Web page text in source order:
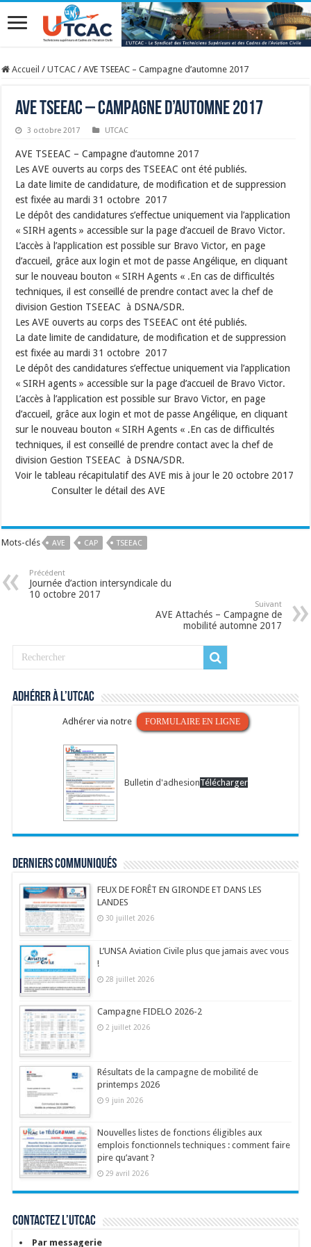
Accueil / UTCAC / AVE TSEEAC – Campagne d’automne 2017
AVE TSEEAC – Campagne d’automne 2017
3 octobre 2017 UTCAC
AVE TSEEAC – Campagne d’automne 2017
Les AVE ouverts au corps des TSEEAC ont été publiés.
La date limite de candidature, de modification et de suppression
est fixée au mardi 31 octobre 2017
Le dépôt des candidatures s’effectue uniquement via l’application
« SIRH agents » accessible sur la page d’accueil de Bravo Victor.
L’accès à l’application est possible sur Bravo Victor, en page
d’accueil, grâce aux login et mot de passe Angélique, en cliquant
sur le nouveau bouton « SIRH Agents « .En cas de difficultés
techniques, il est conseillé de prendre contact avec la chef de
division Gestion TSEEAC à DSNA/SDR.
Les AVE ouverts au corps des TSEEAC ont été publiés.
La date limite de candidature, de modification et de suppression
est fixée au mardi 31 octobre 2017
Le dépôt des candidatures s’effectue uniquement via l’application
« SIRH agents » accessible sur la page d’accueil de Bravo Victor.
L’accès à l’application est possible sur Bravo Victor, en page
d’accueil, grâce aux login et mot de passe Angélique, en cliquant
sur le nouveau bouton « SIRH Agents « .En cas de difficultés
techniques, il est conseillé de prendre contact avec la chef de
division Gestion TSEEAC à DSNA/SDR.
Voir le tableau récapitulatif des AVE mis à jour le 20 octobre 2017
Consulter le détail des AVE
Mots-clés AVE CAP TSEEAC
Précédent
Journée d’action intersyndicale du
10 octobre 2017
Suivant
AVE Attachés – Campagne de
mobilité automne 2017
Adhérer à l’UTCAC
Adhérer via notre FORMULAIRE EN LIGNE
Bulletin d'adhesionTélécharger
Derniers communiqués
FEUX DE FORÊT EN GIRONDE ET DANS LES
LANDES
30 juillet 2026
L’UNSA Aviation Civile plus que jamais avec vous
!
28 juillet 2026
Campagne FIDELO 2026-2
2 juillet 2026
Résultats de la campagne de mobilité de
printemps 2026
9 juin 2026
Nouvelles listes de fonctions éligibles aux
emplois fonctionnels techniques : comment faire
pire qu’avant ?
29 avril 2026
Contactez l’UTCAC
Par messagerie